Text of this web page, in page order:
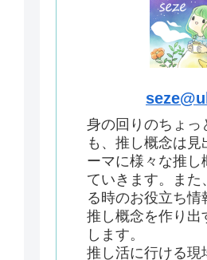
身の回りのちょっ
も、推し概念は見
ーマに様々な推し
ていきます。また
る時のお役立ち情
推し概念を作り出
します。
推し活に行ける現